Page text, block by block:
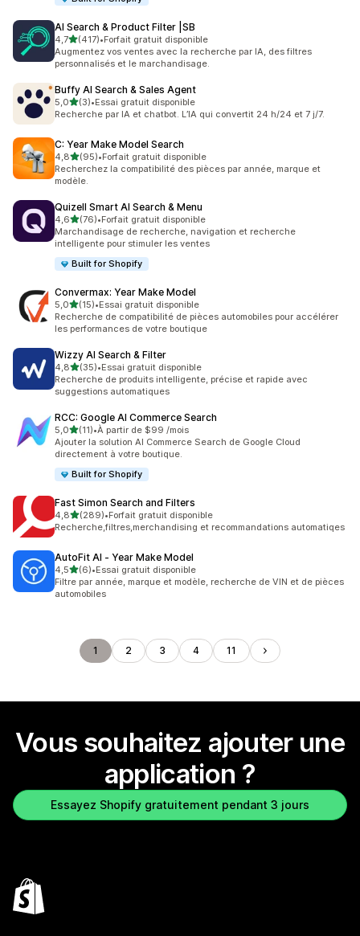
AI Search & Product Filter |SB
4,7étoile(s) sur 5
(417)
417 avis au total
•Forfait gratuit disponible
Augmentez vos ventes avec la recherche par IA, des filtres
personnalisés et le marchandisage.
Buffy AI Search & Sales Agent
5,0étoile(s) sur 5
(3)
3 avis au total
•Essai gratuit disponible
Recherche par IA et chatbot. L’IA qui convertit 24 h/24 et 7 j/7.
C: Year Make Model Search
4,8étoile(s) sur 5
(95)
95 avis au total
•Forfait gratuit disponible
Recherchez la compatibilité des pièces par année, marque et
modèle.
Quizell Smart AI Search & Menu
4,6étoile(s) sur 5
(76)
76 avis au total
•Forfait gratuit disponible
Marchandisage de recherche, navigation et recherche
intelligente pour stimuler les ventes
Built for Shopify
Convermax: Year Make Model
5,0étoile(s) sur 5
(15)
15 avis au total
•Essai gratuit disponible
Recherche de compatibilité de pièces automobiles pour accélérer
les performances de votre boutique
Wizzy AI Search & Filter
4,8étoile(s) sur 5
(35)
35 avis au total
•Essai gratuit disponible
Recherche de produits intelligente, précise et rapide avec
suggestions automatiques
RCC: Google AI Commerce Search
5,0étoile(s) sur 5
(11)
11 avis au total
•À partir de $99 /mois
Ajouter la solution AI Commerce Search de Google Cloud
directement à votre boutique.
Built for Shopify
Fast Simon Search and Filters
4,8étoile(s) sur 5
(289)
289 avis au total
•Forfait gratuit disponible
Recherche,filtres,merchandising et recommandations automatiqes
AutoFit AI ‑ Year Make Model
4,5étoile(s) sur 5
(6)
6 avis au total
•Essai gratuit disponible
Filtre par année, marque et modèle, recherche de VIN et de pièces
automobiles
1 2 3 4 11
Vous souhaitez ajouter une
application ?
Essayez Shopify gratuitement pendant 3 jours